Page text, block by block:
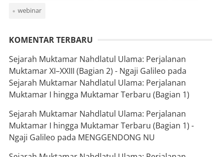
webinar
KOMENTAR TERBARU
Sejarah Muktamar Nahdlatul Ulama: Perjalanan
Muktamar XI–XXIII (Bagian 2) - Ngaji Galileo pada
Sejarah Muktamar Nahdlatul Ulama: Perjalanan
Muktamar I hingga Muktamar Terbaru (Bagian 1)
Sejarah Muktamar Nahdlatul Ulama: Perjalanan
Muktamar I hingga Muktamar Terbaru (Bagian 1) -
Ngaji Galileo pada MENGGENDONG NU